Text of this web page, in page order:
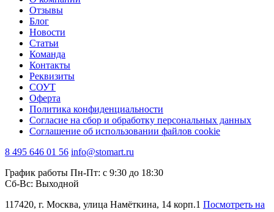
Отзывы
Блог
Новости
Статьи
Команда
Контакты
Реквизиты
СОУТ
Оферта
Политика конфиденциальности
Согласие на сбор и обработку персональных данных
Соглашение об использовании файлов cookie
8 495 646 01 56 info@stomart.ru
График работы Пн-Пт: с 9:30 до 18:30
Сб-Вс: Выходной
117420, г. Москва, улица Намёткина, 14 корп.1 Посмотреть на